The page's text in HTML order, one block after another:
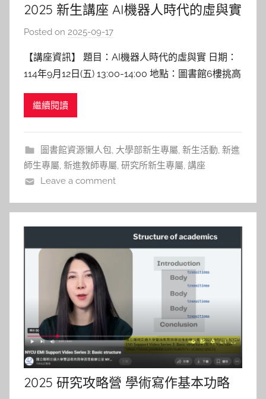
2025 新生講座 AI機器人時代的虛與實
Posted on 2025-09-17
c
h
【講座資訊】 題目：AI機器人時代的虛與實 日期：
114年9月12日(五) 13:00-14:00 地點：圖書館6樓挑高
中庭區 講者：楊谷洋 教授 陽明交通大學電控系 【講
座紀實】 機器人科技與人性的界線 這場講座一開始
繼續閱讀
圖書館資源懶人包, 大學部新生專屬, 新生活動, 新進
師生專屬, 新進教師專屬, 研究所新生專屬, 講座
Leave a comment
2025 研究攻略營 學術寫作基本功略